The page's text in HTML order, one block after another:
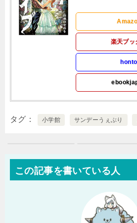
楽天ブッ
タグ 小学館 サンデーうぇぶり
この記事を書いている人